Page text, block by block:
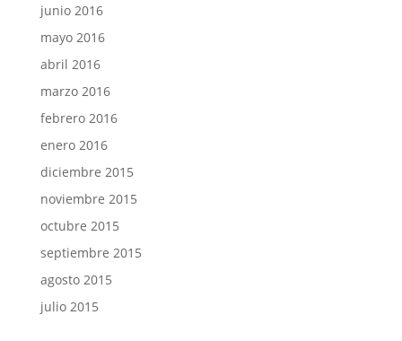
junio 2016
mayo 2016
abril 2016
marzo 2016
febrero 2016
enero 2016
diciembre 2015
noviembre 2015
octubre 2015
septiembre 2015
agosto 2015
julio 2015